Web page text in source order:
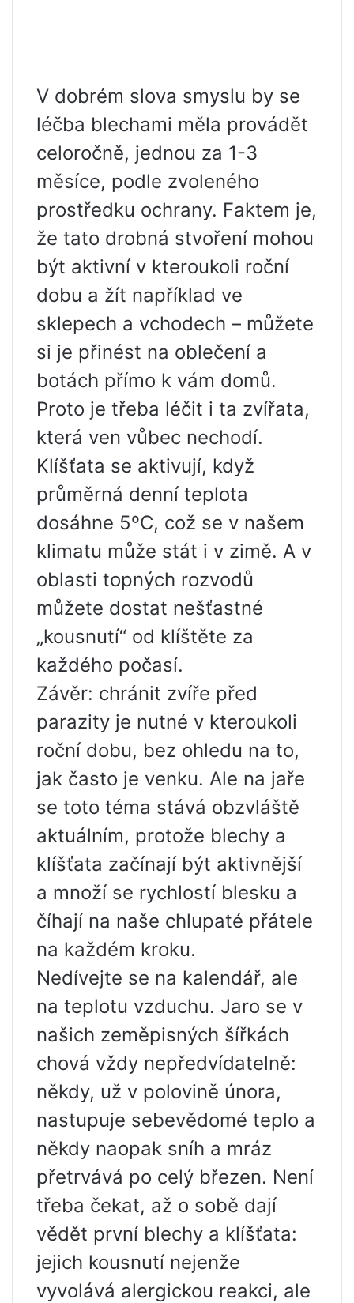
V dobrém slova smyslu by se
léčba blechami měla provádět
celoročně, jednou za 1-3
měsíce, podle zvoleného
prostředku ochrany. Faktem je,
že tato drobná stvoření mohou
být aktivní v kteroukoli roční
dobu a žít například ve
sklepech a vchodech – můžete
si je přinést na oblečení a
botách přímo k vám domů.
Proto je třeba léčit i ta zvířata,
která ven vůbec nechodí.
Klíšťata se aktivují, když
průměrná denní teplota
dosáhne 5ºC, což se v našem
klimatu může stát i v zimě. A v
oblasti topných rozvodů
můžete dostat nešťastné
„kousnutí“ od klíštěte za
každého počasí.
Závěr: chránit zvíře před
parazity je nutné v kteroukoli
roční dobu, bez ohledu na to,
jak často je venku. Ale na jaře
se toto téma stává obzvláště
aktuálním, protože blechy a
klíšťata začínají být aktivnější
a množí se rychlostí blesku a
číhají na naše chlupaté přátele
na každém kroku.
Nedívejte se na kalendář, ale
na teplotu vzduchu. Jaro se v
našich zeměpisných šířkách
chová vždy nepředvídatelně:
někdy, už v polovině února,
nastupuje sebevědomé teplo a
někdy naopak sníh a mráz
přetrvává po celý březen. Není
třeba čekat, až o sobě dají
vědět první blechy a klíšťata:
jejich kousnutí nejenže
vyvolává alergickou reakci, ale